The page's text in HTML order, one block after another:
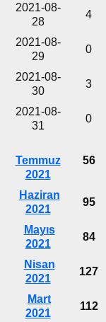
2021-08-
28
4
2021-08-
29
0
2021-08-
30
3
2021-08-
31
0
Temmuz
2021
56
Haziran
2021
95
Mayıs
2021
84
Nisan
2021
127
Mart
2021
112